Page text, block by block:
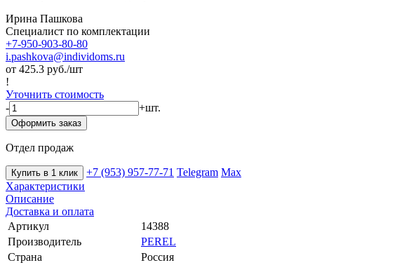
Ирина Пашкова
Специалист по комплектации
+7-950-903-80-80
i.pashkova@individoms.ru
от 425.3 руб./шт
!
Уточнить стоимость
-
+шт.
Оформить заказ
Отдел продаж
Купить в 1 клик +7 (953) 957-77-71 Telegram Max
Характеристики
Описание
Доставка и оплата
Артикул
14388
Производитель
PEREL
Страна
Россия